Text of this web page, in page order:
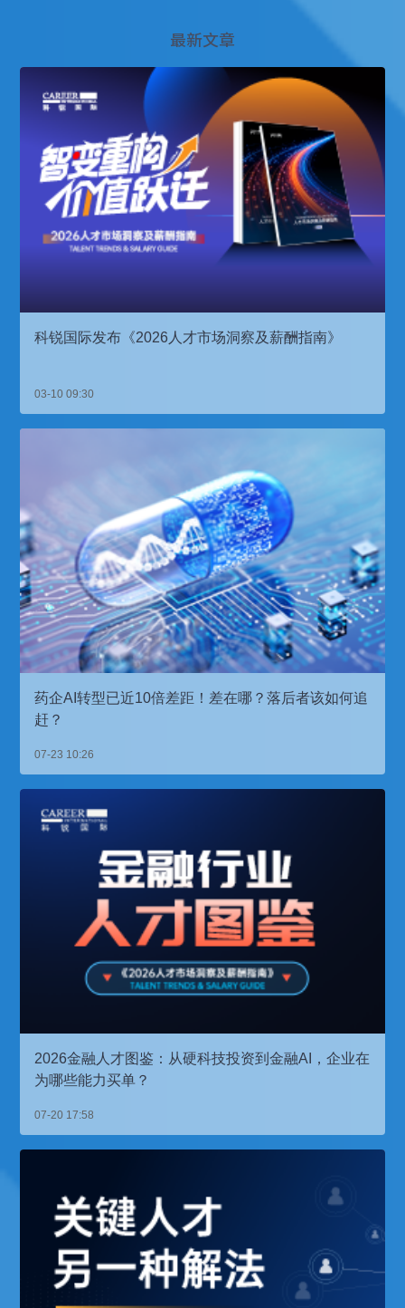
最新文章
科锐国际发布《2026人才市场洞察及薪酬指南》
03-10 09:30
药企AI转型已近10倍差距！差在哪？落后者该如何追
赶？
07-23 10:26
2026金融人才图鉴：从硬科技投资到金融AI，企业在
为哪些能力买单？
07-20 17:58